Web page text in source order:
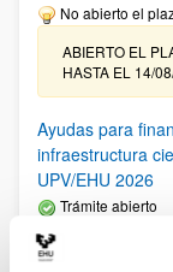
No abierto el
ABIERTO EL
HASTA EL 14/
Ayudas para
infraestructura
UPV/EHU 2026
Trámite abierto